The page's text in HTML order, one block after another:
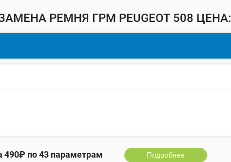
РЕМНЯ ГРМ PEUGEOT 508 ЦЕНА:
по 43 параметрам Подробнее